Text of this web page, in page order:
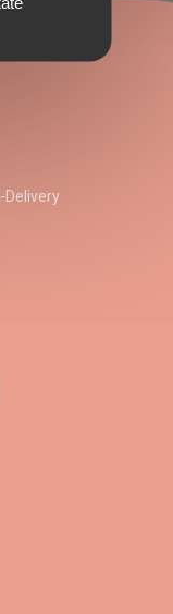
Delivery